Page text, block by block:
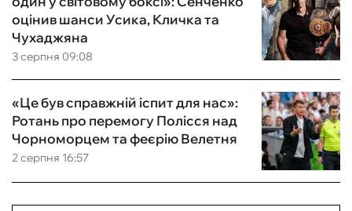
3 серпня 09:08
оцінив шанси Усика, Кличка та
Чухаджяна
2 серпня 16:57
«Це був справжній іспит для нас»:
Ротань про перемогу Полісся над
Чорноморцем та феєрію Велетня